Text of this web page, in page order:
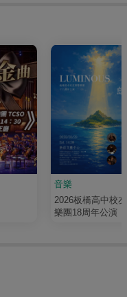
音樂
2026板橋高中校
樂團18周年公演